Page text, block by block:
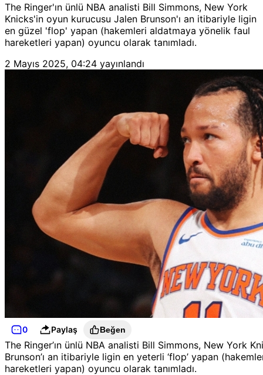
The Ringer'ın ünlü NBA analisti Bill Simmons, New York
Knicks'in oyun kurucusu Jalen Brunson'ı an itibariyle ligin
en güzel 'flop' yapan (hakemleri aldatmaya yönelik faul
hareketleri yapan) oyuncu olarak tanımladı.
2 Mayıs 2025, 04:24 yayınlandı
0 Paylaş Beğen
The Ringer’ın ünlü NBA analisti Bill Simmons, New York
Brunson’ı an itibariyle ligin en yeterli ‘flop’ yapan
hareketleri yapan) oyuncu olarak tanımladı.